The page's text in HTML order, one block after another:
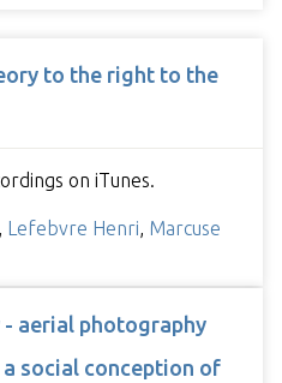
to the right to the
on iTunes.
Lefebvre Henri Marcuse
aerial photography
social conception of